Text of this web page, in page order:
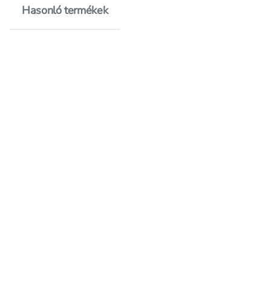
Hasonló termékek